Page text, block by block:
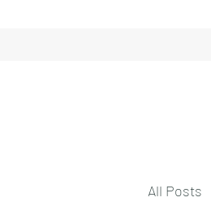
All Posts